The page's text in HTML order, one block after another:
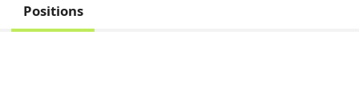
Positions